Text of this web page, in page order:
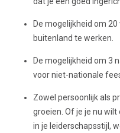
De mogelijkheid om
buitenland te werken.
De mogelijkheid om 3
voor niet-nationale
Zowel persoonlijk als
groeien. Of je je nu
in je leiderschapsstijl,